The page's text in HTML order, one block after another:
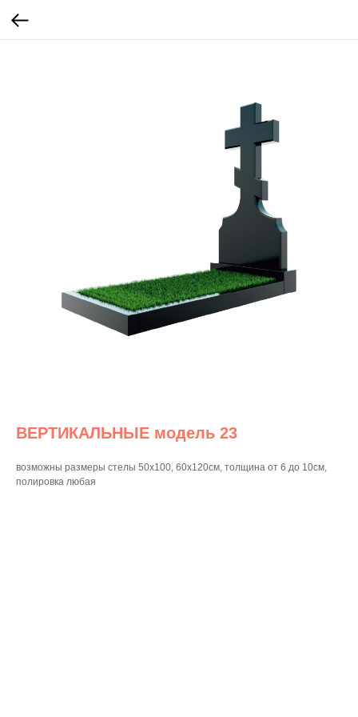
ВЕРТИКАЛЬНЫЕ модель 23
возможны размеры стелы 50х100, 60х120см, толщина от 6 до 10см,
полировка любая